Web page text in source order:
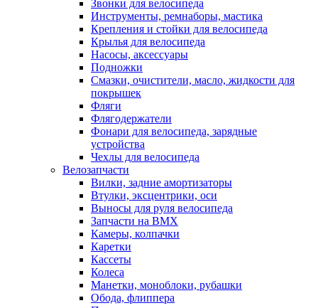
Звонки для велосипеда
Инструменты, ремнаборы, мастика
Крепления и стойки для велосипеда
Крылья для велосипеда
Насосы, аксессуары
Подножки
Смазки, очистители, масло, жидкости для
покрышек
Фляги
Флягодержатели
Фонари для велосипеда, зарядные
устройства
Чехлы для велосипеда
Велозапчасти
Вилки, задние амортизаторы
Втулки, эксцентрики, оси
Выносы для руля велосипеда
Запчасти на BMX
Камеры, колпачки
Каретки
Кассеты
Колеса
Манетки, моноблоки, рубашки
Обода, флиппера